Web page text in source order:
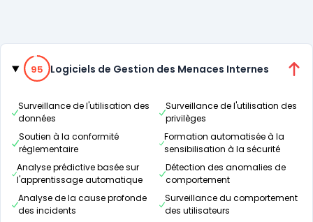
Catégories
95% de compatibilité
95 Logiciels de Gestion des Menaces Internes
Surveillance de l'utilisation des
données
Surveillance de l'utilisation des
privilèges
Soutien à la conformité
réglementaire
Formation automatisée à la
sensibilisation à la sécurité
Analyse prédictive basée sur
l'apprentissage automatique
Détection des anomalies de
comportement
Analyse de la cause profonde
des incidents
Surveillance du comportement
des utilisateurs